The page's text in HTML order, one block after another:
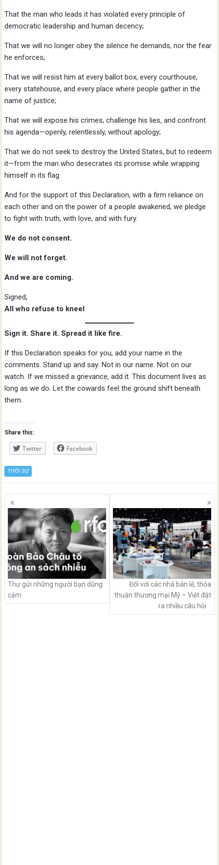
That the man who leads it has violated every principle of
democratic leadership and human decency;
That we will no longer obey the silence he demands, nor the fear
he enforces;
That we will resist him at every ballot box, every courthouse,
every statehouse, and every place where people gather in the
name of justice;
That we will expose his crimes, challenge his lies, and confront
his agenda—openly, relentlessly, without apology;
That we do not seek to destroy the United States, but to redeem
it—from the man who desecrates its promise while wrapping
himself in its flag.
And for the support of this Declaration, with a firm reliance on
each other and on the power of a people awakened, we pledge
to fight with truth, with love, and with fury.
We do not consent.
We will not forget.
And we are coming.
Signed,
All who refuse to kneel
Sign it. Share it. Spread it like fire.
If this Declaration speaks for you, add your name in the
comments. Stand up and say: Not in our name. Not on our
watch. If we missed a grievance, add it. This document lives as
long as we do. Let the cowards feel the ground shift beneath
them.
Share this:
Twitter Facebook
THỜI SỰ
Posts
navigation
Thư gửi những người bạn dũng
cảm
Đối với các nhà bán lẻ, thỏa
thuận thương mại Mỹ – Việt đặt
ra nhiều câu hỏi